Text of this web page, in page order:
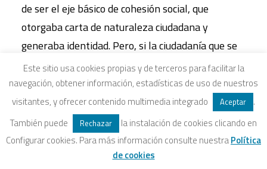
de ser el eje básico de cohesión social, que
otorgaba carta de naturaleza ciudadana y
generaba identidad. Pero, si la ciudadanía que se
había construido era conceptualmente masculina,
la ruptura del pacto a las mujeres nos afectará en
menor medida; si nosotras aún “no habíamos
llegado” a formar parte de dicho pacto,
difícilmente podemos sufrir su ruptura, al menos
no en el mismo sentido que el sector masculino
Este sitio usa cookies propias y de terceros para facilitar la
navegación, obtener información, estadísticas de uso de nuestros
visitantes, y ofrecer contenido multimedia integrado
Aceptar
.
También puede
Rechazar
la instalación de cookies clicando en
Configurar cookies. Para más información consulte nuestraPolítica
de cookies